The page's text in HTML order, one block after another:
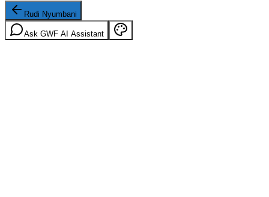
Rudi Nyumbani
Ask GWF AI Assistant